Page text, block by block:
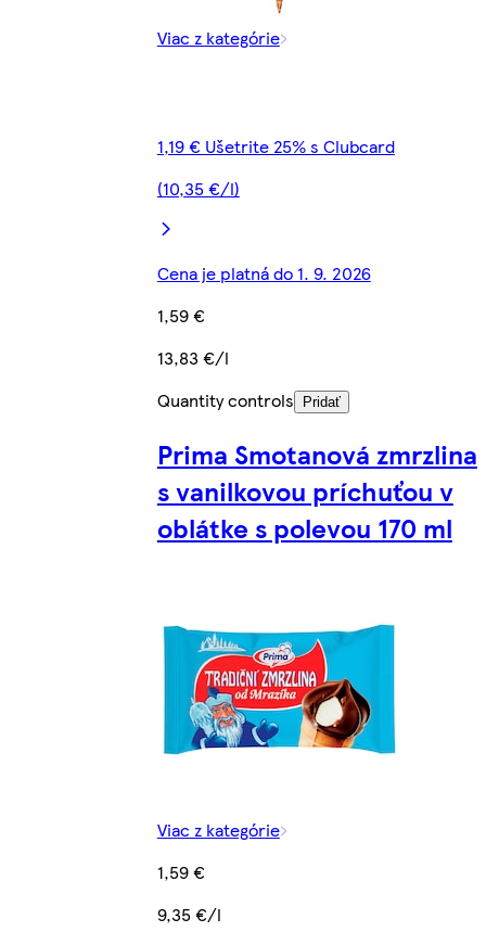
Viac z kategórie
1,19 € Ušetrite 25% s Clubcard
(10,35 €/l)
Cena je platná do 1. 9. 2026
1,59 €
13,83 €/l
Quantity controls
Pridať
Prima Smotanová zmrzlina
s vanilkovou príchuťou v
oblátke s polevou 170 ml
Viac z kategórie
1,59 €
9,35 €/l